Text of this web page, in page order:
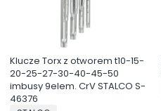
Klucze Torx z otworem t10-15-
20-25-27-30-40-45-50
imbusy 9elem. CrV STALCO S-
46376